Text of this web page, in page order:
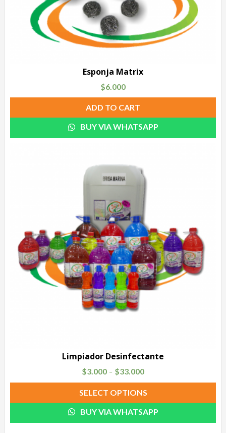
Esponja Matrix
$6.000
ADD TO CART
BUY VIA WHATSAPP
Limpiador Desinfectante
$3.000 – $33.000
SELECT OPTIONS
BUY VIA WHATSAPP